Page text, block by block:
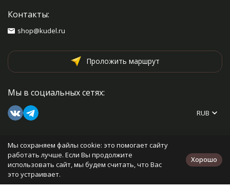
Контакты:
shop@kudel.ru
Проложить маршрут
Мы в социальных сетях:
RUB
Каталог товаров
Информация
Мы сохраняем файлы cookie: это помогает сайту
работать лучше. Если Вы продолжите
использовать сайт, мы будем считать, что Вас
это устраивает.
Хорошо